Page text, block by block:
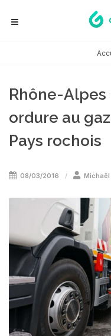
Rhône-Alpes
ordure au
Pays rochois
08/03/2016 Michaël